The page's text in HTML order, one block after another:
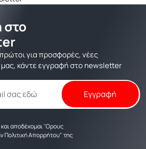
στο
για προσφορές, νέες
μας, κάντε εγγραφή στο newsletter
αποδέχομαι'Όρους
Πολιτική Απορρήτου" της